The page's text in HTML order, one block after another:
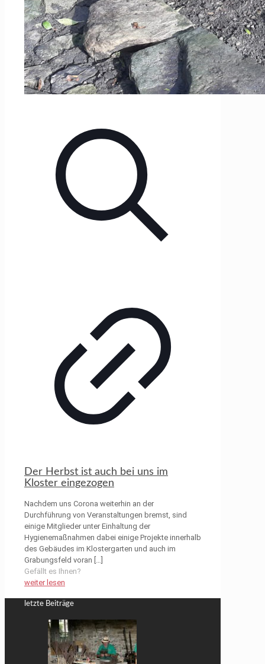
Der Herbst ist auch bei uns im
Kloster eingezogen
Nachdem uns Corona weiterhin an der
Durchführung von Veranstaltungen bremst, sind
einige Mitglieder unter Einhaltung der
Hygienemaßnahmen dabei einige Projekte innerhalb
des Gebäudes im Klostergarten und auch im
Grabungsfeld voran
Gefällt es Ihnen?
weiter lesen
letzte Beiträge